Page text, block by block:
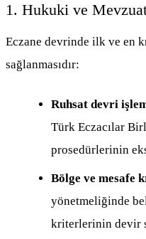
1. Hukuki ve
Eczane devrinde ilk ve en
sağlanmasıdır:
Ruhsat devri
Türk Eczacılar
prosedürlerinin
Bölge ve mesafe
yönetmeliğinde
kriterlerinin devir